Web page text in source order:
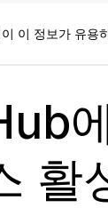
이 정보가 유용
활